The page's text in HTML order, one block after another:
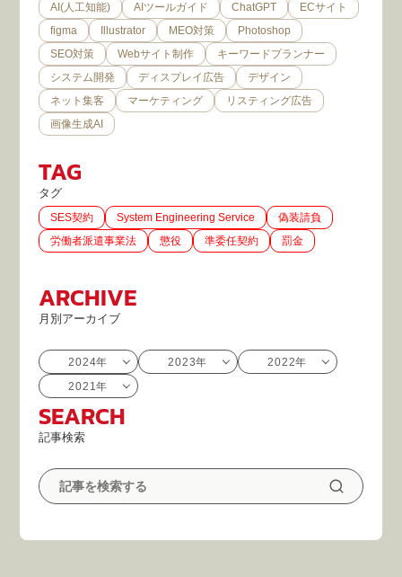
AI(人工知能) AIツールガイド ChatGPT
ECサイト
figma
Illustrator MEO対策
Photoshop
SEO対策
Webサイト制作
キーワードプランナー
システム開発
ディスプレイ広告
デザイン
ネット集客
マーケティング
リスティング広告
画像生成AI
TAG
タグ
SES契約 System Engineering Service
偽装請負
労働者派遣事業法
懲役 準委任契約 罰金
ARCHIVE
月別アーカイブ
2024年 2023年
2022年
2021年
SEARCH
記事検索